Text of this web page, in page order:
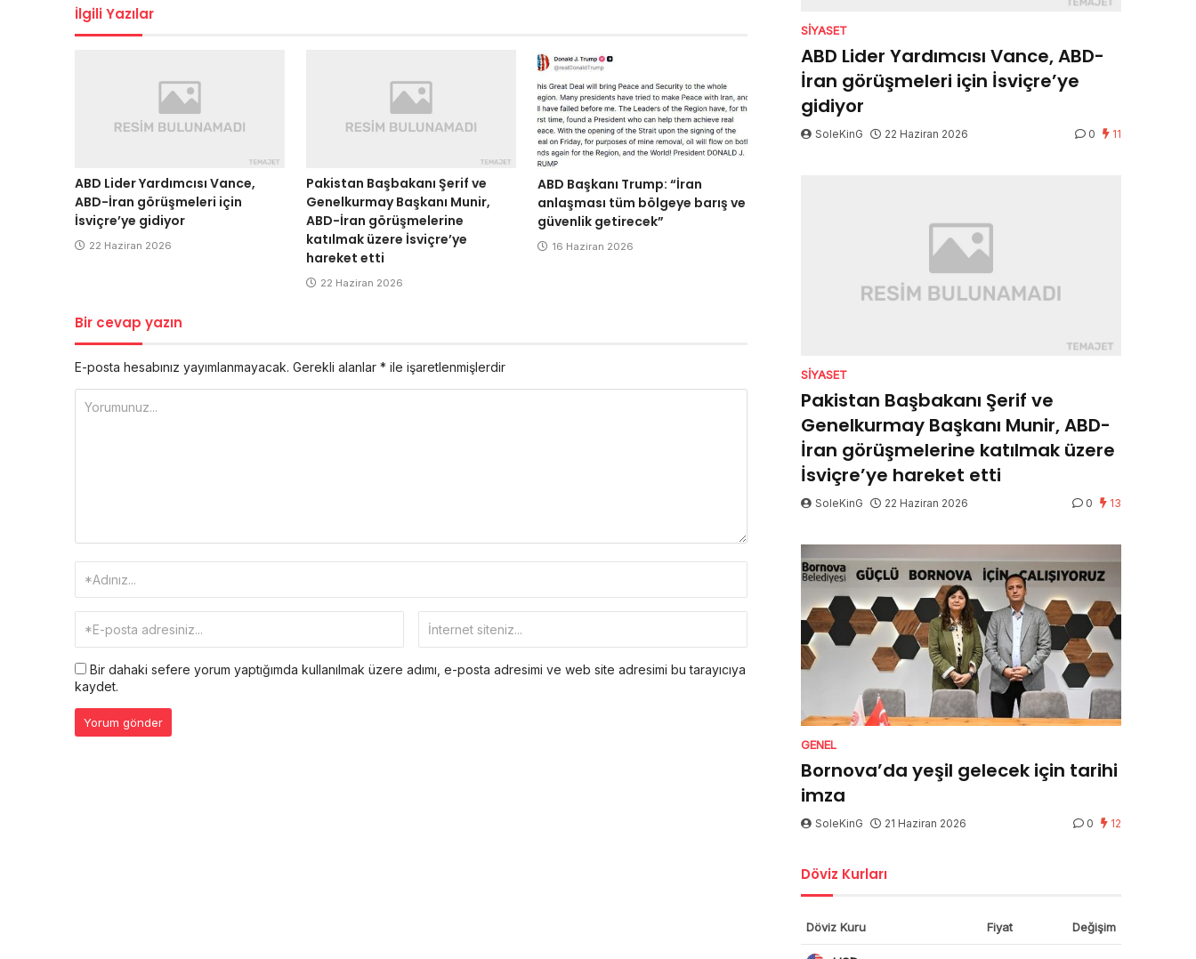
İlgili Yazılar
ABD Lider Yardımcısı Vance,
ABD-İran görüşmeleri için
İsviçre’ye gidiyor
22 Haziran 2026
Pakistan Başbakanı Şerif ve
Genelkurmay Başkanı Munir,
ABD-İran görüşmelerine
katılmak üzere İsviçre’ye
hareket etti
22 Haziran 2026
ABD Başkanı Trump: “İran
anlaşması tüm bölgeye barış ve
güvenlik getirecek”
16 Haziran 2026
Bir cevap yazın
E-posta hesabınız yayımlanmayacak. Gerekli alanlar * ile işaretlenmişlerdir
Bir dahaki sefere yorum yaptığımda kullanılmak üzere adımı, e-posta adresimi ve web site adresimi bu tarayıcıya
kaydet.
SIYASET
ABD Lider Yardımcısı Vance, ABD-
İran görüşmeleri için İsviçre’ye
gidiyor
SoleKinG 22 Haziran 2026 0 11
SIYASET
Pakistan Başbakanı Şerif ve
Genelkurmay Başkanı Munir, ABD-
İran görüşmelerine katılmak üzere
İsviçre’ye hareket etti
SoleKinG 22 Haziran 2026 0 13
GENEL
Bornova’da yeşil gelecek için tarihi
imza
SoleKinG 21 Haziran 2026 0 12
Döviz Kurları
Döviz Kuru Fiyat Değişim